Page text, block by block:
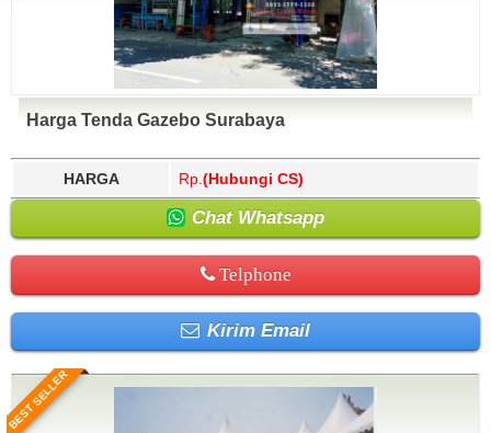
Harga Tenda Gazebo Surabaya
HARGA Rp. (Hubungi CS)
Chat Whatsapp
Telphone
Kirim Email
BEST SELLER